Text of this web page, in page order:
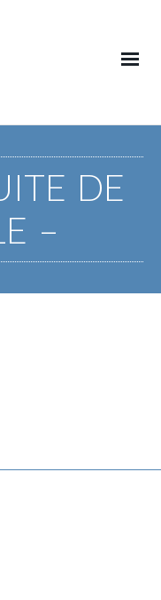
DE
–